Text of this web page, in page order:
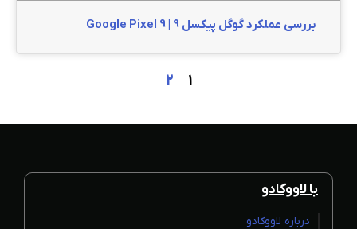
بررسی عملکرد گوگل پیکسل 9 | Google Pixel 9
1
2
با لاووکادو
درباره لاووکادو